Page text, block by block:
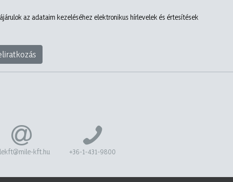
az adataim kezeléséhez elektronikus hírlevelek és értesítések
kft.hu +36-1-431-9800